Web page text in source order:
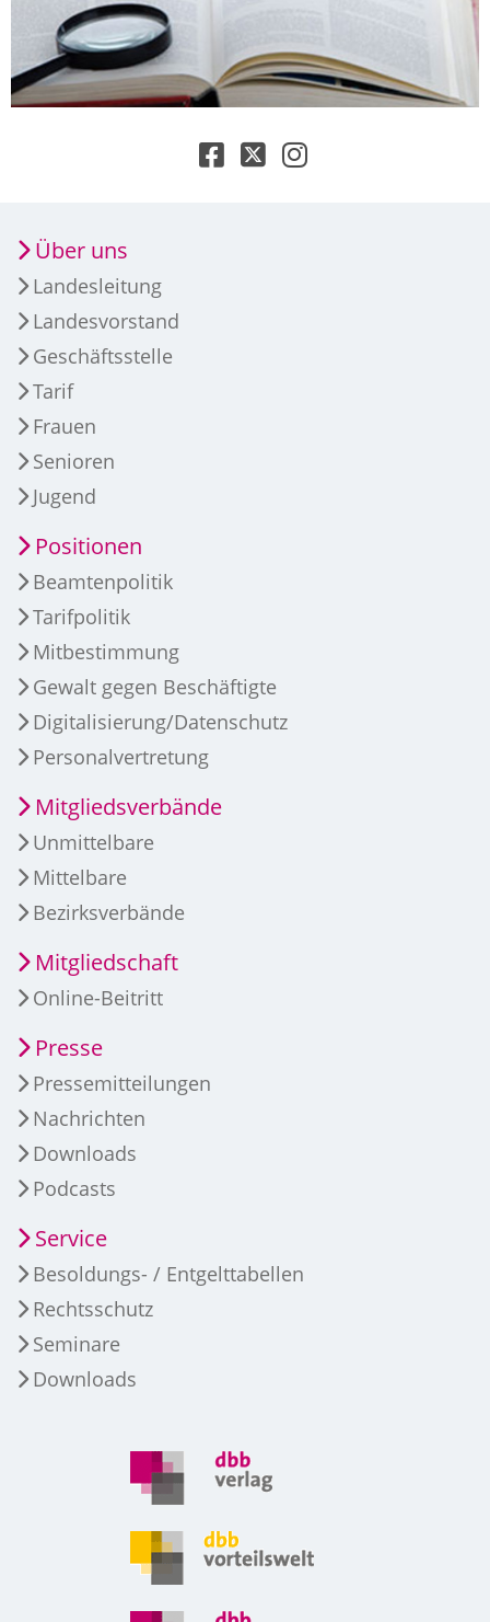
Über uns
Landesleitung
Landesvorstand
Geschäftsstelle
Tarif
Frauen
Senioren
Jugend
Positionen
Beamtenpolitik
Tarifpolitik
Mitbestimmung
Gewalt gegen Beschäftigte
Digitalisierung/Datenschutz
Personalvertretung
Mitgliedsverbände
Unmittelbare
Mittelbare
Bezirksverbände
Mitgliedschaft
Online-Beitritt
Presse
Pressemitteilungen
Nachrichten
Downloads
Podcasts
Service
Besoldungs- / Entgelttabellen
Rechtsschutz
Seminare
Downloads